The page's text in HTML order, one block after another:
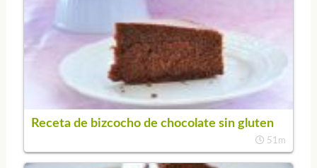
Receta de bizcocho de chocolate sin gluten
51m